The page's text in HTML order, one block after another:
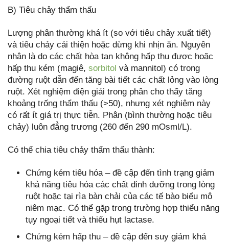
B) Tiêu chảy thẩm thấu
Lượng phân thường khá ít (so với tiêu chảy xuất tiết)
và tiêu chảy cải thiện hoặc dừng khi nhịn ăn. Nguyên
nhân là do các chất hòa tan không hấp thu được hoặc
hấp thu kém (magiê, sorbitol và mannitol) có trong
đường ruột dẫn đến tăng bài tiết các chất lỏng vào lòng
ruột. Xét nghiệm điện giải trong phân cho thấy tăng
khoảng trống thẩm thấu (>50), nhưng xét nghiệm này
có rất ít giá trị thực tiễn. Phân (bình thường hoặc tiêu
chảy) luôn đẳng trương (260 đến 290 mOsml/L).
Có thể chia tiêu chảy thẩm thấu thành:
Chứng kém tiêu hóa – đề cập đến tình trạng giảm
khả năng tiêu hóa các chất dinh dưỡng trong lòng
ruột hoặc tại rìa bàn chải của các tế bào biểu mô
niêm mạc. Có thể gặp trong trường hợp thiểu năng
tụy ngoại tiết và thiếu hụt lactase.
Chứng kém hấp thu – đề cập đến suy giảm khả